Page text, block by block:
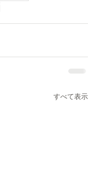
すべて表示